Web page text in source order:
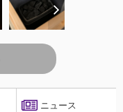
ニュース